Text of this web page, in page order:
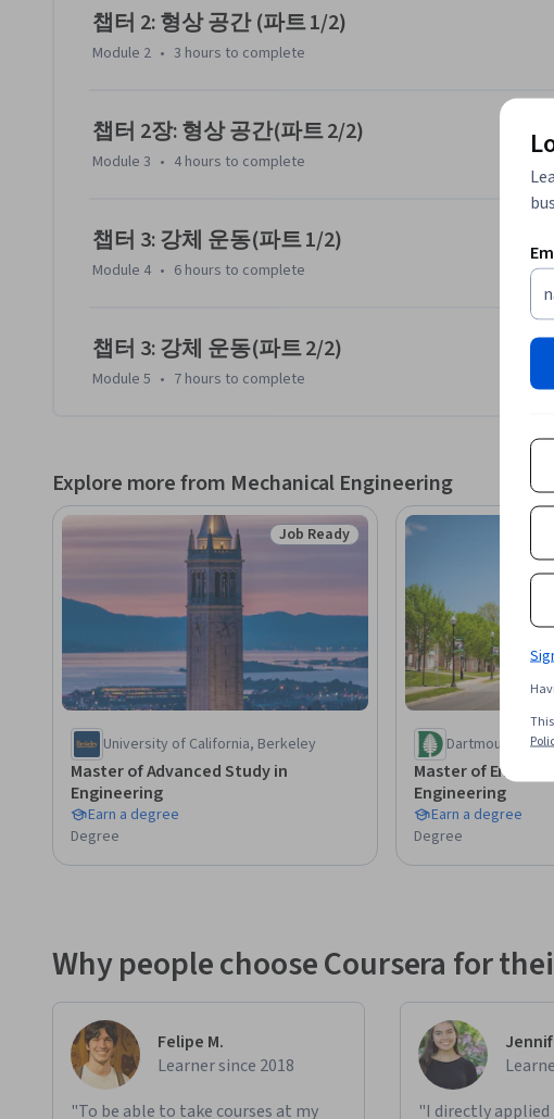
로봇 등 움직이는 모든 물체의 핵심을 다룹니다.
이 강좌는 ‘Modern Robotics:  Mechanics, Planning, and Control’ 교
사용하실 수 있습니다.  여러분이 원하는 언어(Python,
트웨어의 라이브러리를 구축하실 수 있습니다. 또한 무료 크로스
하여 집에서도 편하게 무료로 최첨단 로봇공학 작업을 수행하실 수
챕터 2: 형상 공간 (파트 1/2)
Module 2 • 3 hours to complete
챕터 2장: 형상 공간(파트 2/2)
Module 3 • 4 hours to complete
챕터 3: 강체 운동(파트 1/2)
Module 4 • 6 hours to complete
챕터 3: 강체 운동(파트 2/2)
Module 5 • 7 hours to complete
Explore more from Mechanical Engineering
Status: Job Ready
Job Ready
University of California, Berkeley
Master of Advanced Study in
Engineering
Earn a degree
Degree
Dartmouth
Master of
Engineering
Earn a degree
Degree
Why people choose Coursera for
Felipe M.
Learner since 2018
"To be able to take courses at my
"I directly applied